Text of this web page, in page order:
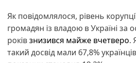
Як повідомлялося, рівень
громадян із владою в Україні за
роківзнизився майже вчетверо.
такий досвід мали 67,8%